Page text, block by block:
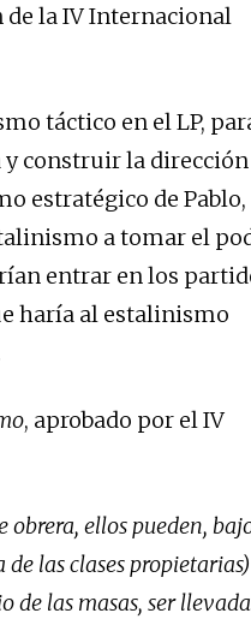
de la IV Internacional
táctico en el LP,
y construir la dirección
estratégico de Pablo,
a tomar el
entrar en los
haría al estalinismo
, aprobado por el IV
obrera, ellos pueden,
las clases
las masas, ser